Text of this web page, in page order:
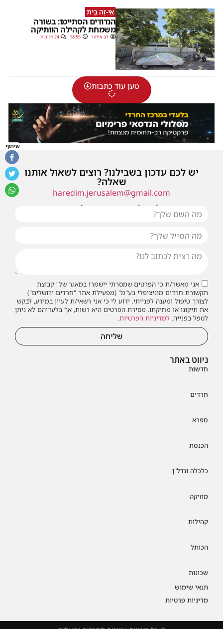
אֵי-זֶה בַּיִת
הנדודים הסתיימו: בשורה
משמחת לקהילה הוותיקה
דב אייזנר 18:55 24 תגובות
טען עוד כתבות
ניווט באתר
חדשות
חרדים
ספרא
הכנסת
כלכלה ונדל"ן
מוזיקה
קהילות
הכותל
שכונות
תנאי שימוש
מדיניות פרטיות
יש לכם עדכון בשבילנו? רוצים לשאול אותנו
שאלה?
haredim.jerusalem@gmail.com
או שילחו אלינו פנייה ונחזור אליכם בהקדם
אני מאשר/ת כי הפרטים שמסרתי יישמרו במאגר של "קבוצת
תקשורת חרדים מוניציפלי בע"מ" (מפעילת אתר "חרדים ירושלים")
לצורך טיפול ומענה לפנייתי. ידוע לי כי אני רשאי/ת לעיין במידע, לבקש
את תיקונו או מחיקתו. מסירת הפרטים היא רשות, אך בלעדיהם לא ניתן
לטפל בפנייה. למדיניות הפרטיות.
שליחה
שיתוף